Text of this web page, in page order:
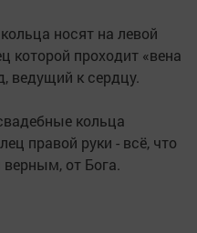
носят на левой
которой проходит «вена
ведущий к сердцу.
кольца
правой руки - всё, что
верным, от Бога.